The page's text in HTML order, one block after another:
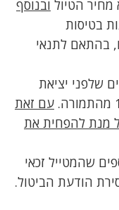
ובנוסף
בטיסות
בהתאם לתנאי
שלפני יציאת
עם זאת
מנת להפחית את
שהמטייל זכאי